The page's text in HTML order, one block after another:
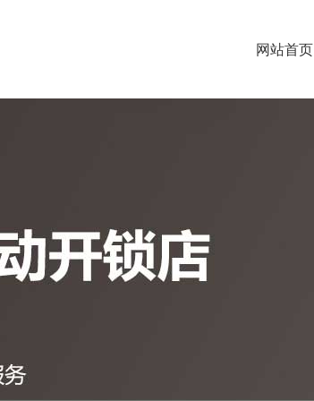
网站首页